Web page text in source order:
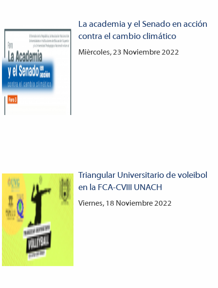
La academia y el Senado en acción
contra el cambio climático
Miércoles, 23 Noviembre 2022
Triangular Universitario de voleibol
en la FCA-CVIII UNACH
Viernes, 18 Noviembre 2022